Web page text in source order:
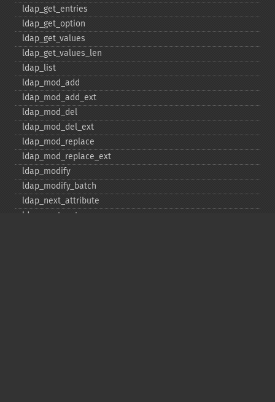
ldap_​get_​entries
ldap_​get_​option
ldap_​get_​values
ldap_​get_​values_​len
ldap_​list
ldap_​mod_​add
ldap_​mod_​add_​ext
ldap_​mod_​del
ldap_​mod_​del_​ext
ldap_​mod_​replace
ldap_​mod_​replace_​ext
ldap_​modify
ldap_​modify_​batch
ldap_​next_​attribute
ldap_​next_​entry